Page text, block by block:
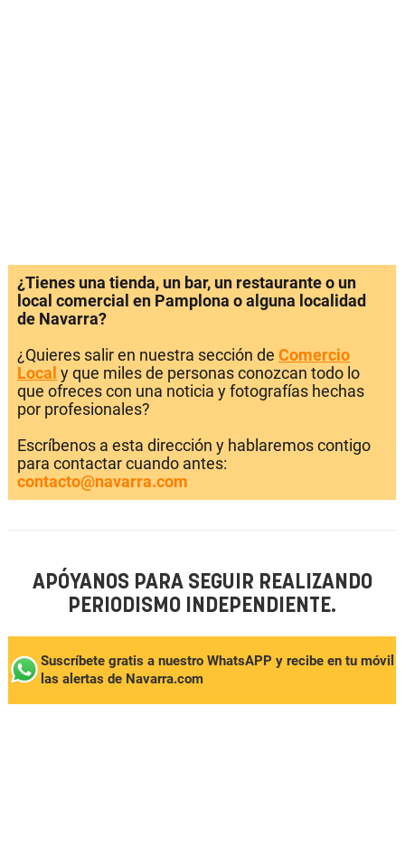
¿Tienes una tienda, un bar, un restaurante o un
local comercial en Pamplona o alguna localidad
de Navarra?
¿Quieres salir en nuestra sección de Comercio
Local y que miles de personas conozcan todo lo
que ofreces con una noticia y fotografías hechas
por profesionales?
Escríbenos a esta dirección y hablaremos contigo
para contactar cuando antes:
contacto@navarra.com
APÓYANOS PARA SEGUIR REALIZANDO
PERIODISMO INDEPENDIENTE.
Suscríbete gratis a nuestro WhatsAPP y recibe en tu móvil
las alertas de Navarra.com